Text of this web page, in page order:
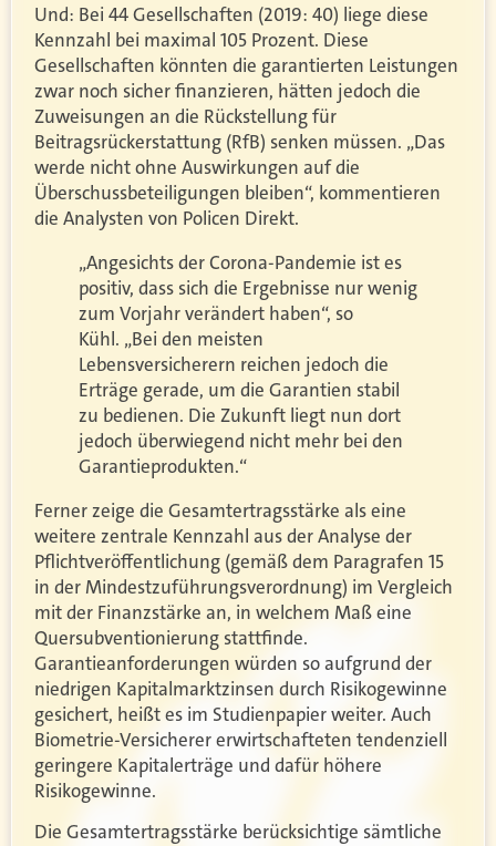
Und: Bei 44 Gesellschaften (2019: 40) liege diese
Kennzahl bei maximal 105 Prozent. Diese
Gesellschaften könnten die garantierten Leistungen
zwar noch sicher finanzieren, hätten jedoch die
Zuweisungen an die Rückstellung für
Beitragsrückerstattung (RfB) senken müssen. „Das
werde nicht ohne Auswirkungen auf die
Überschussbeteiligungen bleiben“, kommentieren
die Analysten von Policen Direkt.
„Angesichts der Corona-Pandemie ist es
positiv, dass sich die Ergebnisse nur wenig
zum Vorjahr verändert haben“, so
Kühl. „Bei den meisten
Lebensversicherern reichen jedoch die
Erträge gerade, um die Garantien stabil
zu bedienen. Die Zukunft liegt nun dort
jedoch überwiegend nicht mehr bei den
Garantieprodukten.“
Ferner zeige die Gesamtertragsstärke als eine
weitere zentrale Kennzahl aus der Analyse der
Pflichtveröffentlichung (gemäß dem Paragrafen 15
in der Mindestzuführungsverordnung) im Vergleich
mit der Finanzstärke an, in welchem Maß eine
Quersubventionierung stattfinde.
Garantieanforderungen würden so aufgrund der
niedrigen Kapitalmarktzinsen durch Risikogewinne
gesichert, heißt es im Studienpapier weiter. Auch
Biometrie-Versicherer erwirtschafteten tendenziell
geringere Kapitalerträge und dafür höhere
Risikogewinne.
Die Gesamtertragsstärke berücksichtige sämtliche